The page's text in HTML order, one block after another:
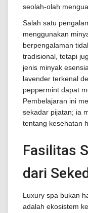
seolah-olah
Salah satu
menggunakan
berpengalaman
tradisional, tetapi
jenis minyak
lavender terkenal
peppermint dapat
Pembelajaran ini
sekadar pijatan; ia
tentang kesehatan
Fasilitas
dari
Luxury spa bukan
adalah ekosistem